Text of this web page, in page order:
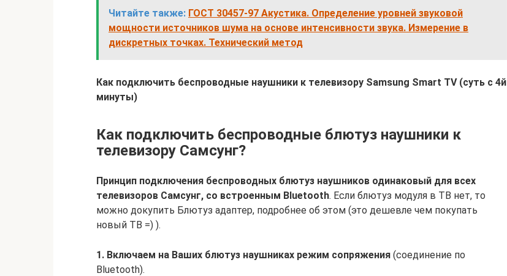
Читайте также: ГОСТ 30457-97 Акустика. Определение уровней звуковой
мощности источников шума на основе интенсивности звука. Измерение в
дискретных точках. Технический метод
Как подключить беспроводные наушники к телевизору Samsung Smart TV (суть с 4й
минуты)
Как подключить беспроводные блютуз наушники к
телевизору Самсунг?
Принцип подключения беспроводных блютуз наушников одинаковый для всех
телевизоров Самсунг, со встроенным Bluetooth. Если блютуз модуля в ТВ нет, то
можно докупить Блютуз адаптер, подробнее об этом (это дешевле чем покупать
новый ТВ =) ).
1. Включаем на Ваших блютуз наушниках режим сопряжения (соединение по
Bluetooth).